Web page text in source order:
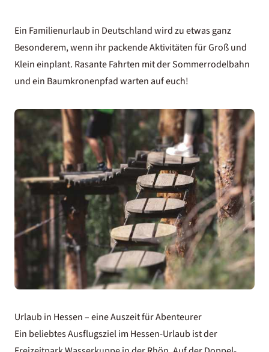
Ein Familienurlaub in Deutschlandwird zu etwas ganz
Besonderem, wenn ihr packende Aktivitäten für Groß und
Klein einplant. Rasante Fahrten mit der Sommerrodelbahn
und ein Baumkronenpfad warten auf euch!
Urlaub in Hessen – eine Auszeit für Abenteurer
Ein beliebtes Ausflugsziel im Hessen-Urlaub ist der